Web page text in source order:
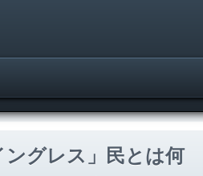
ングレス」民とは何